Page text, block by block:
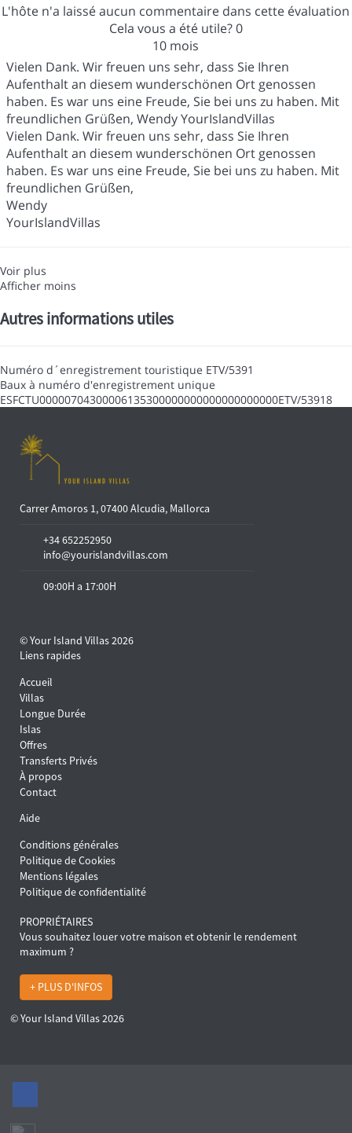
L'hôte n'a laissé aucun commentaire dans cette évaluation
Cela vous a été utile?0
10 mois
Vielen Dank. Wir freuen uns sehr, dass Sie Ihren
Aufenthalt an diesem wunderschönen Ort genossen
haben. Es war uns eine Freude, Sie bei uns zu haben. Mit
freundlichen Grüßen, Wendy YourIslandVillas
Vielen Dank. Wir freuen uns sehr, dass Sie Ihren
Aufenthalt an diesem wunderschönen Ort genossen
haben. Es war uns eine Freude, Sie bei uns zu haben. Mit
freundlichen Grüßen,
Wendy
YourIslandVillas
Voir plus
Afficher moins
Autres informations utiles
Numéro d´enregistrement touristique ETV/5391
Baux à numéro d'enregistrement unique
ESFCTU00000704300006135300000000000000000000ETV/53918
Carrer Amoros 1, 07400 Alcudia, Mallorca
+34 652252950
info@yourislandvillas.com
09:00H a 17:00H
© Your Island Villas 2026
Liens rapides
Accueil
Villas
Longue Durée
Islas
Offres
Transferts Privés
À propos
Contact
Aide
Conditions générales
Politique de Cookies
Mentions légales
Politique de confidentialité
PROPRIÉTAIRES
Vous souhaitez louer votre maison et obtenir le rendement
maximum ?
+ PLUS D'INFOS
© Your Island Villas 2026